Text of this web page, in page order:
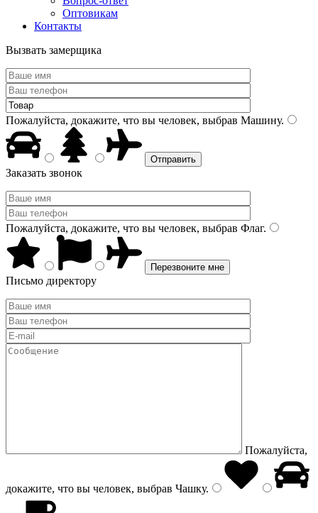
Оптовикам
Контакты
Вызвать замерщика
Пожалуйста, докажите, что вы человек, выбрав Машину.
Заказать звонок
Пожалуйста, докажите, что вы человек, выбрав Флаг.
Письмо директору
Пожалуйста,
докажите, что вы человек, выбрав Чашку.